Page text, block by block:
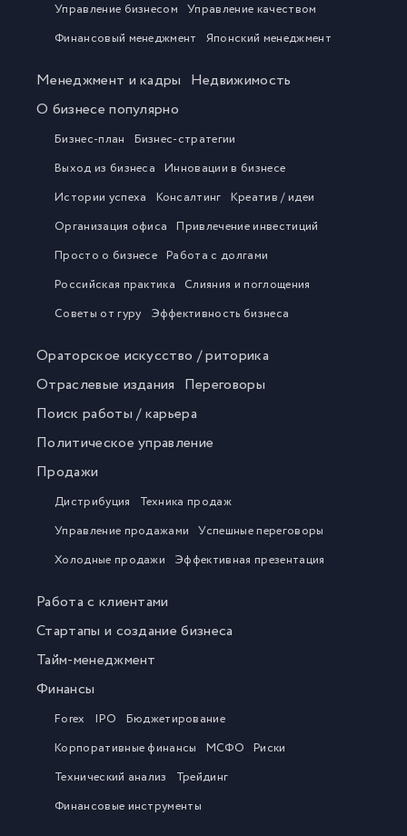
Управление бизнесом
Управление качеством
Финансовый менеджмент
Японский менеджмент
Менеджмент и кадры
Недвижимость
О бизнесе популярно
Бизнес-план
Бизнес-стратегии
Выход из бизнеса
Инновации в бизнесе
Истории успеха
Консалтинг
Креатив / идеи
Организация офиса
Привлечение инвестиций
Просто о бизнесе
Работа с долгами
Российская практика
Слияния и поглощения
Советы от гуру
Эффективность бизнеса
Ораторское искусство / риторика
Отраслевые издания
Переговоры
Поиск работы / карьера
Политическое управление
Продажи
Дистрибуция
Техника продаж
Управление продажами
Успешные переговоры
Холодные продажи
Эффективная презентация
Работа с клиентами
Стартапы и создание бизнеса
Тайм-менеджмент
Финансы
Forex IPO
Бюджетирование
Корпоративные финансы
МСФО
Риски
Технический анализ
Трейдинг
Финансовые инструменты